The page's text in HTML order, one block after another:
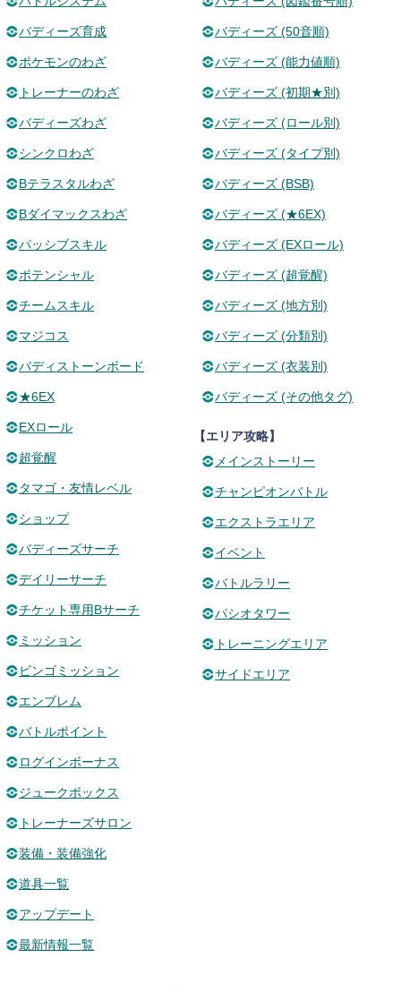
バディーズ育成
ポケモンのわざ
トレーナーのわざ
バディーズわざ
シンクロわざ
Bテラスタルわざ
Bダイマックスわざ
パッシブスキル
ポテンシャル
チームスキル
マジコス
バディストーンボード
★6EX
EXロール
超覚醒
タマゴ・友情レベル
ショップ
バディーズサーチ
デイリーサーチ
チケット専用Bサーチ
ミッション
ビンゴミッション
エンブレム
バトルポイント
ログインボーナス
ジュークボックス
トレーナーズサロン
装備・装備強化
道具一覧
アップデート
最新情報一覧
バディーズ (50音順)
バディーズ (能力値順)
バディーズ (初期★別)
バディーズ (ロール別)
バディーズ (タイプ別)
バディーズ (BSB)
バディーズ (★6EX)
バディーズ (EXロール)
バディーズ (超覚醒)
バディーズ (地方別)
バディーズ (分類別)
バディーズ (衣装別)
バディーズ (その他タグ)
【エリア攻略】
メインストーリー
チャンピオンバトル
エクストラエリア
イベント
バトルラリー
パシオタワー
トレーニングエリア
サイドエリア